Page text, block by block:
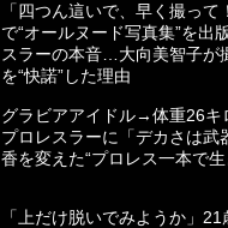
「四つん這いで、早く撮っ
で“オールヌード写真集”を出
スラーの本音…大向美智子が
を“快諾”した理由
グラビアアイドル→体重26キ
プロレスラーに「デカさは武
香を変えた“プロレス一本で
「上だけ脱いでみようか」